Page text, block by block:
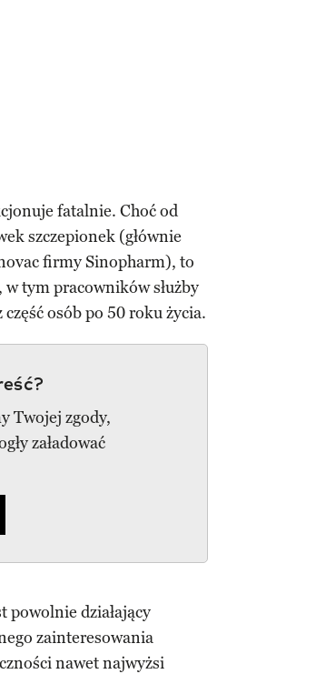
fatalnie. Choć od
szczepionek (głównie
firmy Sinopharm), to
tym pracowników służby
osób po 50 roku życia.
Twojej zgody,
załadować
powolnie działający
zainteresowania
nawet najwyżsi